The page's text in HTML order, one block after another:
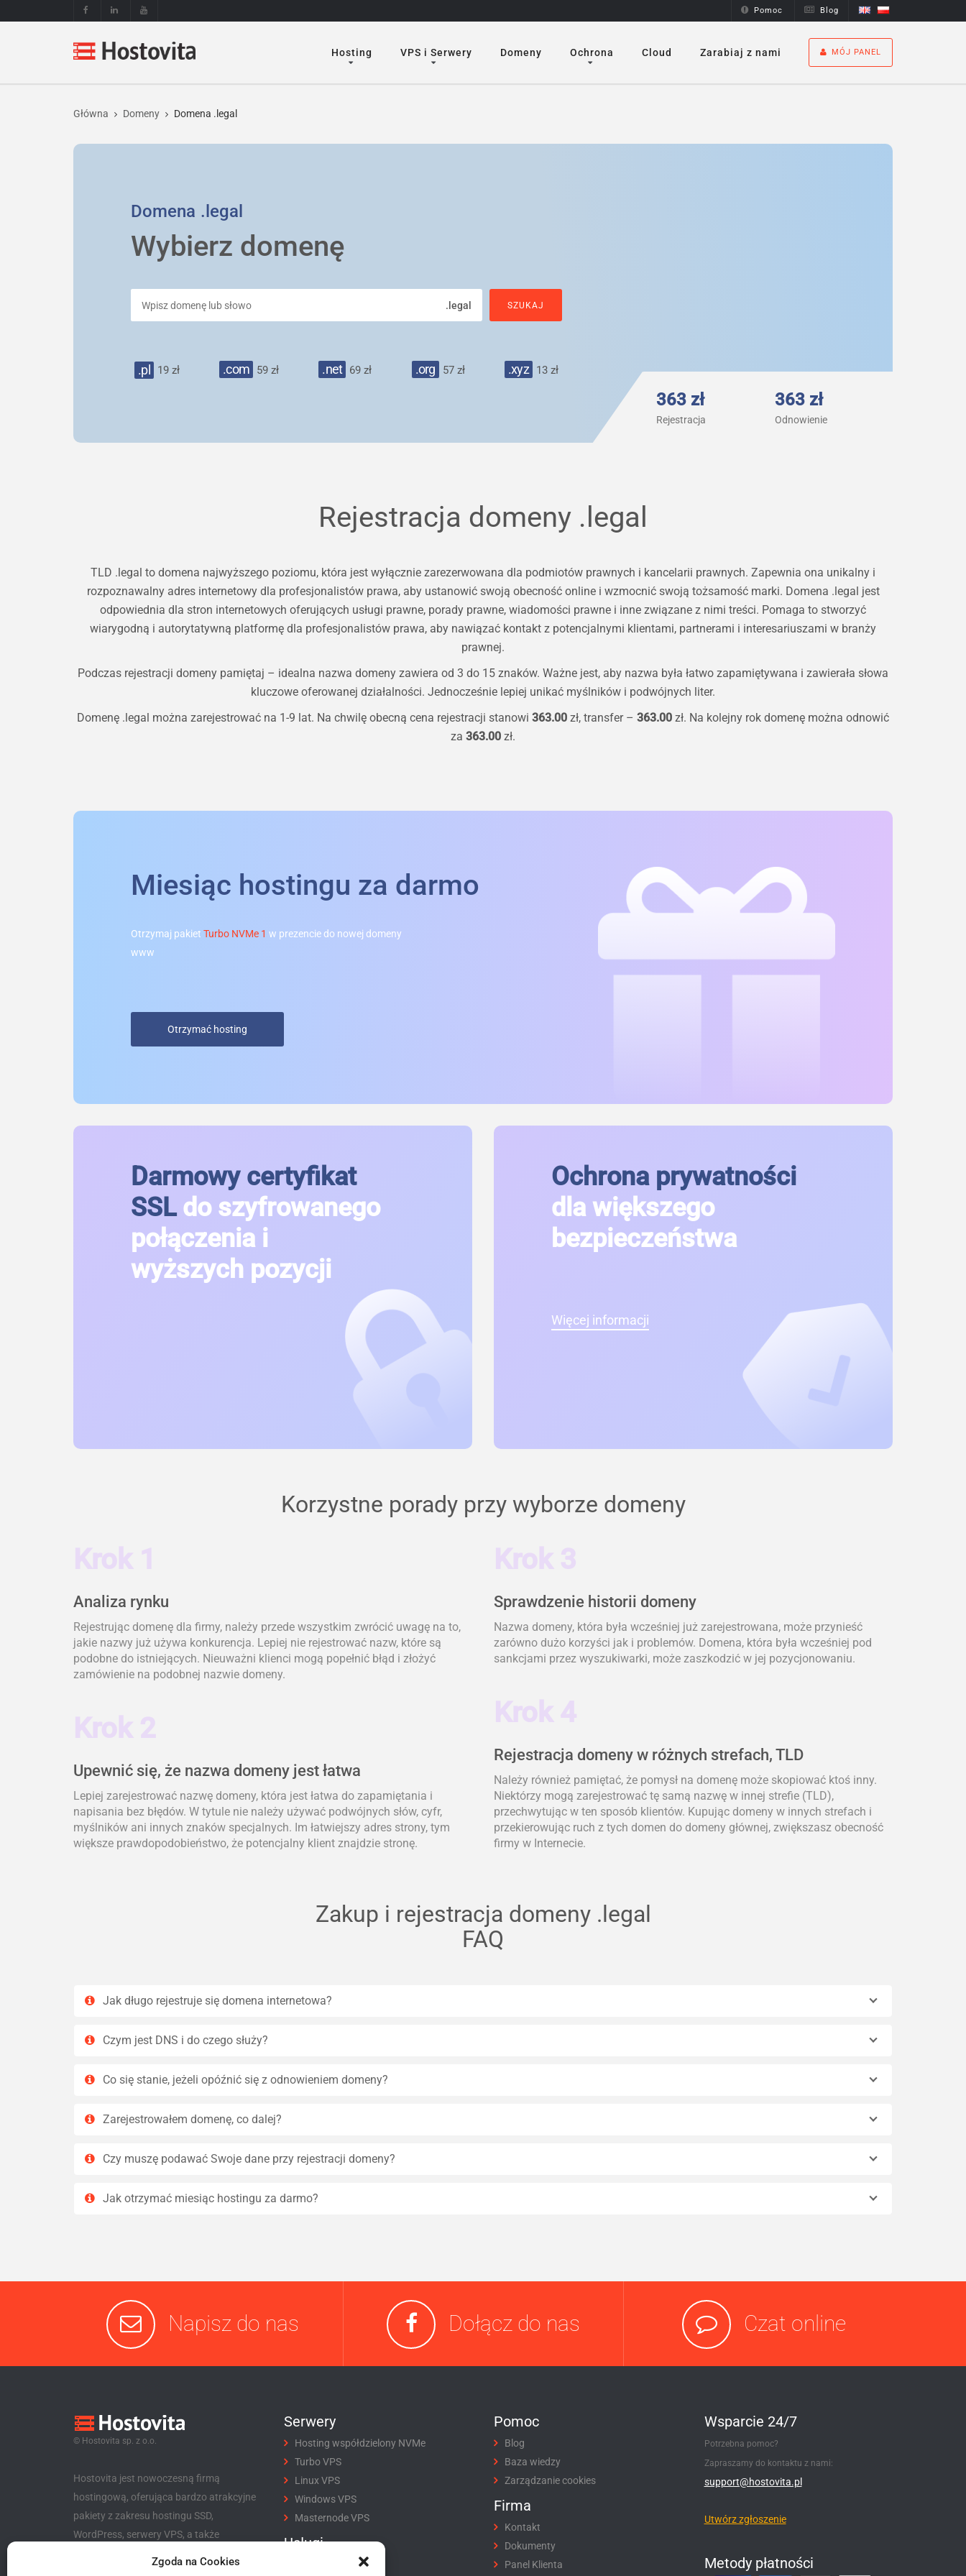
Zgoda na Cookies
Pomoc Blog
Hosting VPS i Serwery Domeny Ochrona Cloud Zarabiaj z nami MÓJ PANEL
Główna Domeny Domena .legal
Domena .legal
Wybierz domenę
.legal
.pl 19 zł .com 59 zł .net 69 zł .org 57 zł .xyz 13 zł
363 zł
Rejestracja
363 zł
Odnowienie
Rejestracja domeny .legal
TLD .legal to domena najwyższego poziomu, która jest wyłącznie zarezerwowana dla podmiotów prawnych i kancelarii prawnych. Zapewnia ona unikalny i
rozpoznawalny adres internetowy dla profesjonalistów prawa, aby ustanowić swoją obecność online i wzmocnić swoją tożsamość marki. Domena .legal jest
odpowiednia dla stron internetowych oferujących usługi prawne, porady prawne, wiadomości prawne i inne związane z nimi treści. Pomaga to stworzyć
wiarygodną i autorytatywną platformę dla profesjonalistów prawa, aby nawiązać kontakt z potencjalnymi klientami, partnerami i interesariuszami w branży
prawnej.
Podczas rejestracji domeny pamiętaj – idealna nazwa domeny zawiera od 3 do 15 znaków. Ważne jest, aby nazwa była łatwo zapamiętywana i zawierała słowa
kluczowe oferowanej działalności. Jednocześnie lepiej unikać myślników i podwójnych liter.
Domenę .legal można zarejestrować na 1-9 lat. Na chwilę obecną cena rejestracji stanowi 363.00 zł, transfer – 363.00 zł. Na kolejny rok domenę można odnowić
za 363.00 zł.
Miesiąc hostingu za darmo
Otrzymaj pakiet Turbo NVMe 1 w prezencie do nowej domeny
www
Otrzymać hosting
Darmowy certyfikat
SSLdo szyfrowanego
połączenia i
wyższych pozycji
Ochrona prywatności
dla większego
bezpieczeństwa
Więcej informacji
Korzystne porady przy wyborze domeny
Krok 1
Analiza rynku
Rejestrując domenę dla firmy, należy przede wszystkim zwrócić uwagę na to,
jakie nazwy już używa konkurencja. Lepiej nie rejestrować nazw, które są
podobne do istniejących. Nieuważni klienci mogą popełnić błąd i złożyć
zamówienie na podobnej nazwie domeny.
Krok 2
Upewnić się, że nazwa domeny jest łatwa
Lepiej zarejestrować nazwę domeny, która jest łatwa do zapamiętania i
napisania bez błędów. W tytule nie należy używać podwójnych słów, cyfr,
myślników ani innych znaków specjalnych. Im łatwiejszy adres strony, tym
większe prawdopodobieństwo, że potencjalny klient znajdzie stronę.
Krok 3
Sprawdzenie historii domeny
Nazwa domeny, która była wcześniej już zarejestrowana, może przynieść
zarówno dużo korzyści jak i problemów. Domena, która była wcześniej pod
sankcjami przez wyszukiwarki, może zaszkodzić w jej pozycjonowaniu.
Krok 4
Rejestracja domeny w różnych strefach, TLD
Należy również pamiętać, że pomysł na domenę może skopiować ktoś inny.
Niektórzy mogą zarejestrować tę samą nazwę w innej strefie (TLD),
przechwytując w ten sposób klientów. Kupując domeny w innych strefach i
przekierowując ruch z tych domen do domeny głównej, zwiększasz obecność
firmy w Internecie.
Zakup i rejestracja domeny .legal
FAQ
Jak długo rejestruje się domena internetowa?
Czym jest DNS i do czego służy?
Co się stanie, jeżeli opóźnić się z odnowieniem domeny?
Zarejestrowałem domenę, co dalej?
Czy muszę podawać Swoje dane przy rejestracji domeny?
Jak otrzymać miesiąc hostingu za darmo?
Napisz do nas Dołącz do nas Czat online
© Hostovita sp. z o.o.
Hostovita jest nowoczesną firmą
hostingową, oferująca bardzo atrakcyjne
pakiety z zakresu hostingu SSD,
WordPress, serwery VPS, a także
Serwery
Hosting współdzielony NVMe
Turbo VPS
Linux VPS
Windows VPS
Masternode VPS
Usługi
Rejestracja domeny
Pomoc
Blog
Baza wiedzy
Zarządzanie cookies
Firma
Kontakt
Dokumenty
Panel Klienta
Wsparcie 24/7
Potrzebna pomoc?
Zapraszamy do kontaktu z nami:
support@hostovita.pl
Utwórz zgłoszenie
Metody płatności